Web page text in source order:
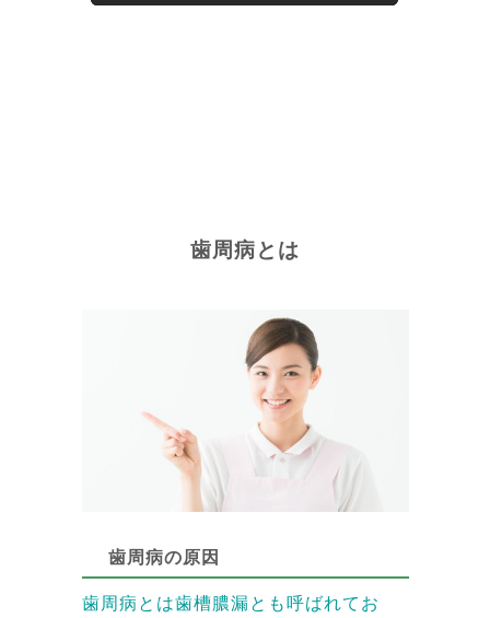
歯周病とは
歯周病の原因
歯周病とは歯槽膿漏とも呼ばれてお